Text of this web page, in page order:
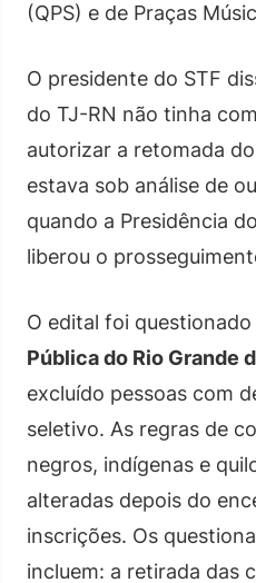
(QPS) e de Praças
O presidente do STF
do TJ-RN não tinha
autorizar a retomada
estava sob análise de
quando a Presidência
liberou o
O edital foi questionado
Pública do Rio Grande
excluído pessoas com
seletivo. As regras de
negros, indígenas e
alteradas depois do
inscrições. Os
incluem: a retirada das